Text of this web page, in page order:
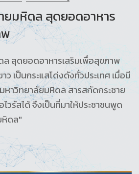
ยมหิดล สุดยอดอาหาร
พ
สุดยอดอาหารเสริมเพื่อสุขภาพ
ว เป็นกระแสโด่งดังทั่วประเทศ เมื่อมี
หาวิทยาลัยมหิดล สารสกัดกระชาย
วรัสได้ จึงเป็นที่มาให้ประชาชนพูด
หิดล"